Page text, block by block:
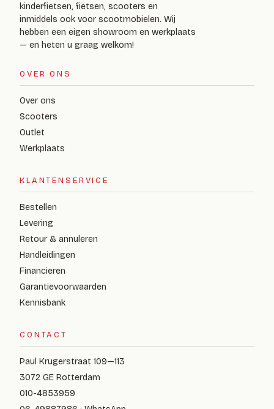
kinderfietsen, fietsen, scooters en
inmiddels ook voor scootmobielen. Wij
hebben een eigen showroom en werkplaats
— en heten u graag welkom!
OVER ONS
Over ons
Scooters
Outlet
Werkplaats
KLANTENSERVICE
Bestellen
Levering
Retour & annuleren
Handleidingen
Financieren
Garantievoorwaarden
Kennisbank
CONTACT
Paul Krugerstraat 109—113
3072 GE Rotterdam
010-4853959